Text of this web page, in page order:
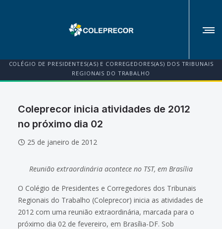
COLÉGIO DE PRESIDENTES(AS) E CORREGEDORES(AS) DOS TRIBUNAIS
REGIONAIS DO TRABALHO
Coleprecor inicia atividades de 2012
no próximo dia 02
25 de janeiro de 2012
Reunião extraordinária acontece no TST, em Brasília
O Colégio de Presidentes e Corregedores dos Tribunais
Regionais do Trabalho (Coleprecor) inicia as atividades de
2012 com uma reunião extraordinária, marcada para o
próximo dia 02 de fevereiro, em Brasília-DF. Sob